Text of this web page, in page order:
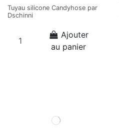
Tuyau silicone Candyhose par
Dschinni
Ajouter
au panier